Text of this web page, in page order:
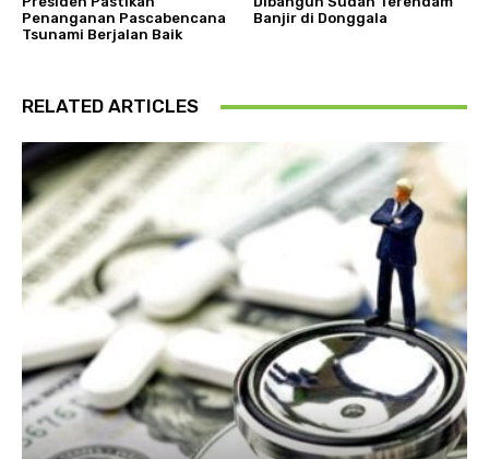
Penanganan Pascabencana
Tsunami Berjalan Baik
Banjir di Donggala
RELATED ARTICLES